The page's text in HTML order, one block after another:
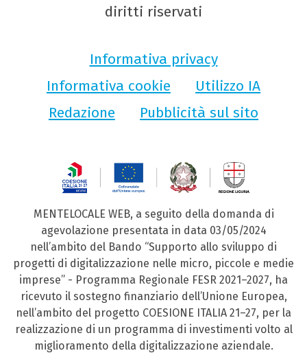
diritti riservati
Informativa privacy
Informativa cookie
Utilizzo IA
Redazione
Pubblicità sul sito
MENTELOCALE WEB, a seguito della domanda di
agevolazione presentata in data 03/05/2024
nell’ambito del Bando “Supporto allo sviluppo di
progetti di digitalizzazione nelle micro, piccole e medie
imprese” - Programma Regionale FESR 2021–2027, ha
ricevuto il sostegno finanziario dell’Unione Europea,
nell’ambito del progetto COESIONE ITALIA 21–27, per la
realizzazione di un programma di investimenti volto al
miglioramento della digitalizzazione aziendale.